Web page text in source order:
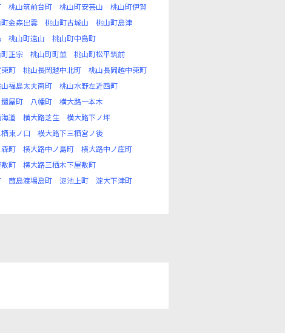
桃山筑前台町 桃山町安芸山
桃山町伊賀
金森出雲 桃山町古城山
桃山町島津
桃山町遠山
桃山町中島町
正宗 桃山町町並
桃山町松平筑前
町 桃山長岡越中北町
桃山長岡越中東町
福島太夫南町
桃山水野左近西町
鑓屋町 八幡町
横大路一本木
道 横大路芝生
横大路下ノ坪
東ノ口
横大路下三栖宮ノ後
町 横大路中ノ島町
横大路中ノ庄町
町
横大路三栖木下屋敷町
葭島渡場島町 淀池上町
淀大下津町